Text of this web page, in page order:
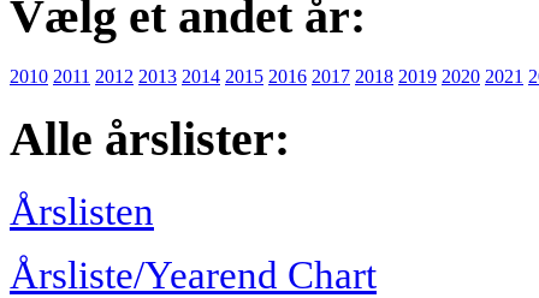
Vælg et andet år:
2010 2011 2012 2013 2014 2015 2016 2017 2018 2019 2020 2021
Alle årslister:
Årslisten
Årsliste/Yearend Chart